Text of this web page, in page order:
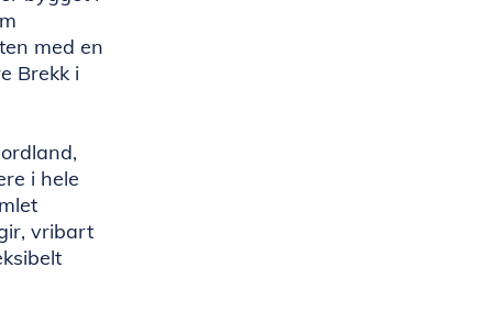
med en
Brekk i
i hele
vribart